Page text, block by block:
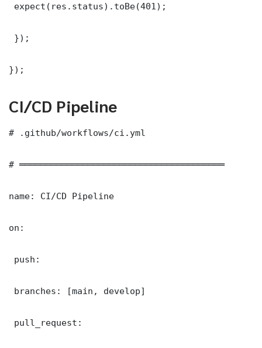
expect(res.status).toBe(401);
});
});
CI/CD Pipeline
# .github/workflows/ci.yml
# ═══════════════════════════════════════
name: CI/CD Pipeline
on:
push:
branches: [main, develop]
pull_request: